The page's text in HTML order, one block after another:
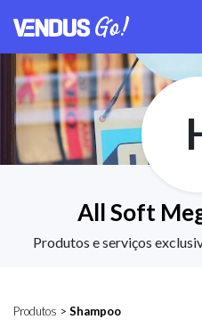
All Soft
Produtos e serviços
Produtos > Shampoo